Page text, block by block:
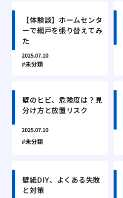
【体験談】ホームセンタ
ーで網戸を張り替えてみ
た
2025.07.10
未分類
壁のヒビ、危険度は？見
分け方と放置リスク
2025.07.10
未分類
壁紙DIY、よくある失敗
と対策